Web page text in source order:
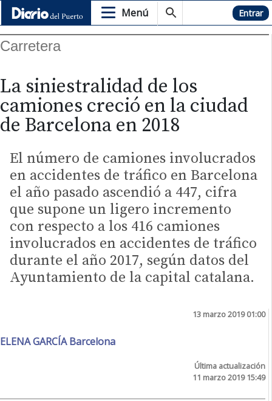
Menú Hemeroteca Entrar
Carretera
La siniestralidad de los
camiones creció en la ciudad
de Barcelona en 2018
El número de camiones involucrados
en accidentes de tráfico en Barcelona
el año pasado ascendió a 447, cifra
que supone un ligero incremento
con respecto a los 416 camiones
involucrados en accidentes de tráfico
durante el año 2017, según datos del
Ayuntamiento de la capital catalana.
13 marzo 2019 01:00
ELENA GARCÍA Barcelona
Última actualización
11 marzo 2019 15:49